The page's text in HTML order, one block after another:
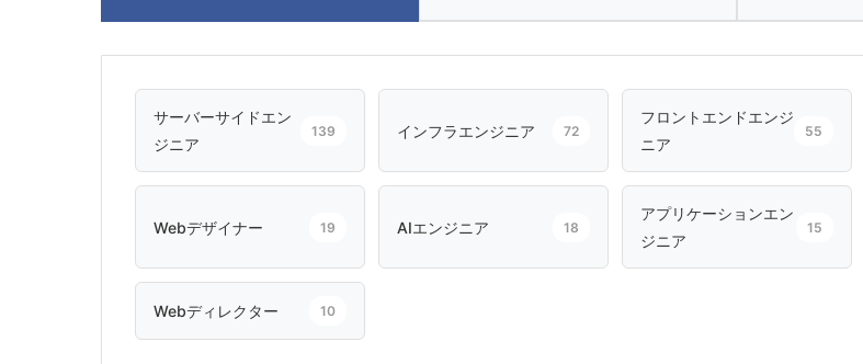
サーバーサイドエン
ジニア
139 インフラエンジニア 72
フロントエンドエンジ
ニア
55
Webデザイナー 19 AIエンジニア 18
アプリケーションエン
ジニア
15
Webディレクター 10